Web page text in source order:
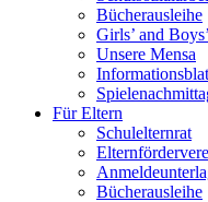
Bücherausleihe
Girls’ and
Unsere Mensa
Für Eltern
Schulelternrat
Bücherausleihe